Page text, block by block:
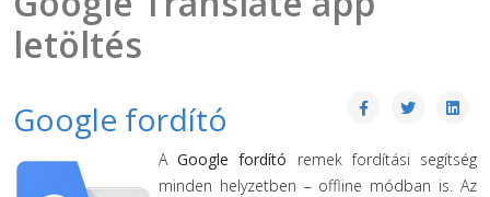
letöltés
Google fordító
AGoogle fordító remek fordítási segítség
minden helyzetben – offline módban is. Az